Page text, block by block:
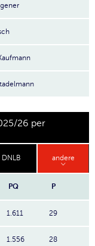
26 per
DNLB andere
PQ P
1.611 29
1.556 28